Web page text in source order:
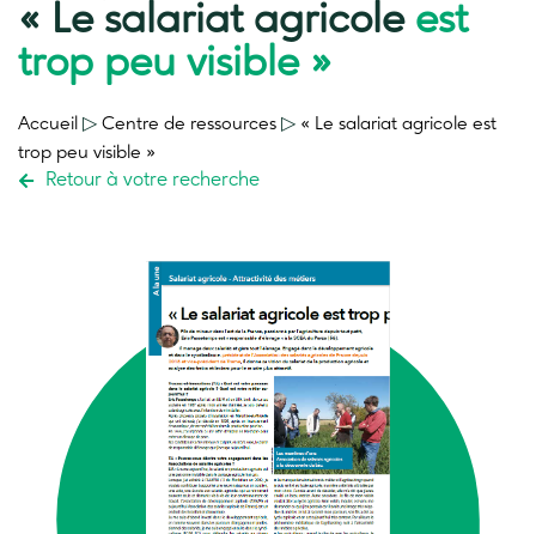
« Le salariat agricole est
trop peu visible »
Accueil ▷ Centre de ressources ▷ « Le salariat agricole est
trop peu visible »
Retour à votre recherche